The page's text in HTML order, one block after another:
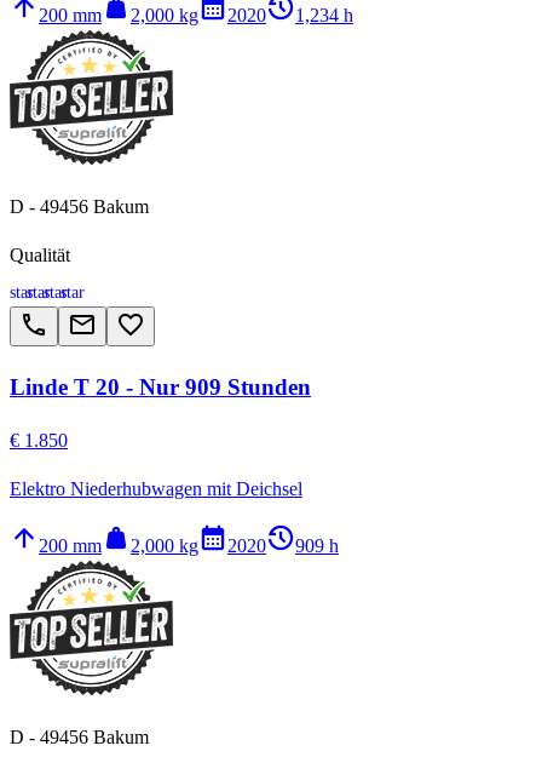
arrow_upward 200 mm weight 2,000 kg calendar_month 2020history_21,234 h
D - 49456 Bakum
Qualität
starstarstarstar
call email favorite_border
Linde T 20 - Nur 909 Stunden
€ 1.850
Elektro Niederhubwagen mit Deichsel
arrow_upward 200 mm weight 2,000 kgcalendar_month2020history_2909 h
D - 49456 Bakum